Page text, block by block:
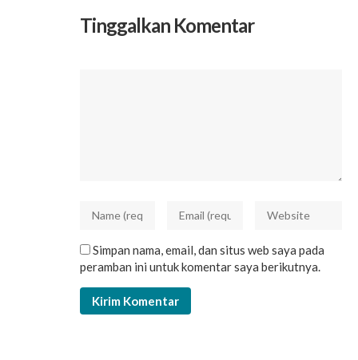
Tinggalkan Komentar
Simpan nama, email, dan situs web saya pada
peramban ini untuk komentar saya berikutnya.